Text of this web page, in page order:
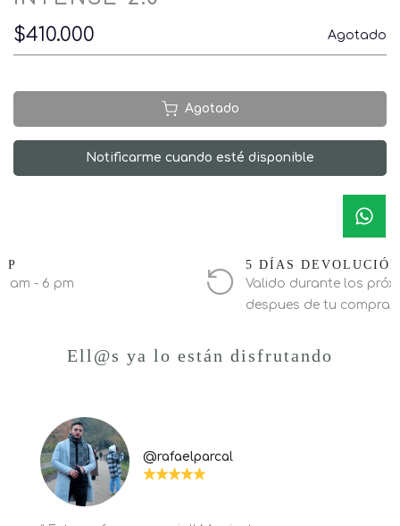
$410.000 Agotado
Agotado
Notificarme cuando esté disponible
am - 6 pm
5 DÍAS DEVOLUCIÓN
Valido durante los
despues de tu compra
Ell@s ya lo están disfrutando
@rafaelparcal